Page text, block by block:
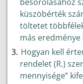
küszöbérték
töltetet
más eredménye
Hogyan kell
rendelet (R.)
mennyisége”